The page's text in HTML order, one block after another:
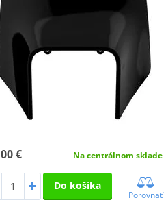
€ Na centrálnom sklade
Do košíka
Porovnať